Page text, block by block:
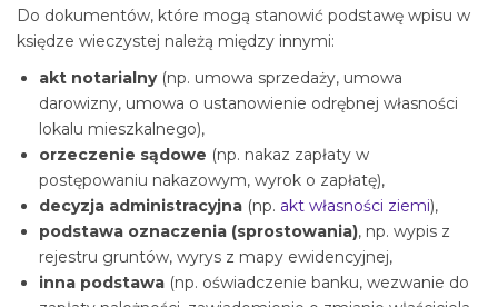
Do dokumentów, które mogą stanowić podstawę wpisu w
księdze wieczystej należą między innymi:
akt notarialny(np. umowa sprzedaży, umowa
darowizny, umowa o ustanowienie odrębnej własności
lokalu mieszkalnego),
orzeczenie sądowe (np. nakaz zapłaty w
postępowaniu nakazowym, wyrok o zapłatę),
decyzja administracyjna (np. akt własności ziemi),
podstawa oznaczenia (sprostowania), np. wypis z
rejestru gruntów, wyrys z mapy ewidencyjnej,
inna podstawa (np. oświadczenie banku, wezwanie do